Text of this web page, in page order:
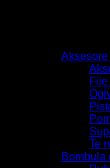
Te
Bombula